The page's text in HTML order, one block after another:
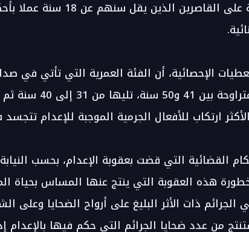
الإحصائية، أن الفئة العمرية التي تأتي في
ارتكاب للأفعال الجرمية الموجبة للإعدام
القضائية التي قضت بعقوبة الإعدام، بحسب
هذه العقوبة التي ينتج عنها المساس بحياة
الجرائم ذات الأثر البليغ على أرواح الضحايا وعلى